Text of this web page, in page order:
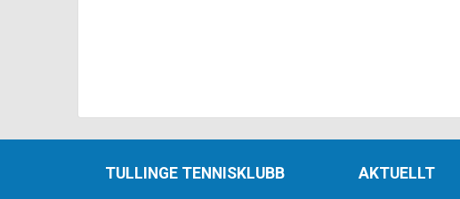
TULLINGE TENNISKLUBB AKTUELLT